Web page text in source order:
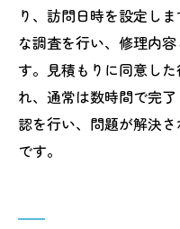
り、訪問日時を設定し
な調査を行い、修理内
す。見積もりに同意し
れ、通常は数時間で完
認を行い、問題が解決
です。